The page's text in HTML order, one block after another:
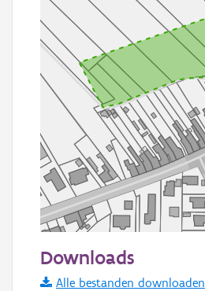
Informatie Vlaanderen
Downloads
Alle bestanden downloaden